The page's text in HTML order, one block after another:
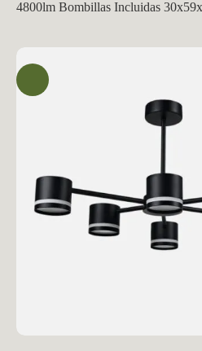
4800lm Bombillas Incluidas